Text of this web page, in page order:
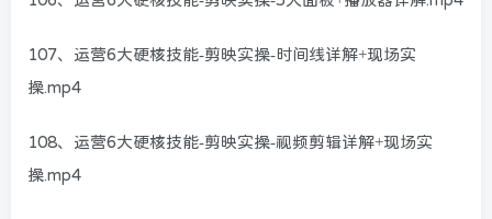
107、运营6大硬核技能-剪映实操-时间线详解+现场实
操.mp4
108、运营6大硬核技能-剪映实操-视频剪辑详解+现场实
操.mp4